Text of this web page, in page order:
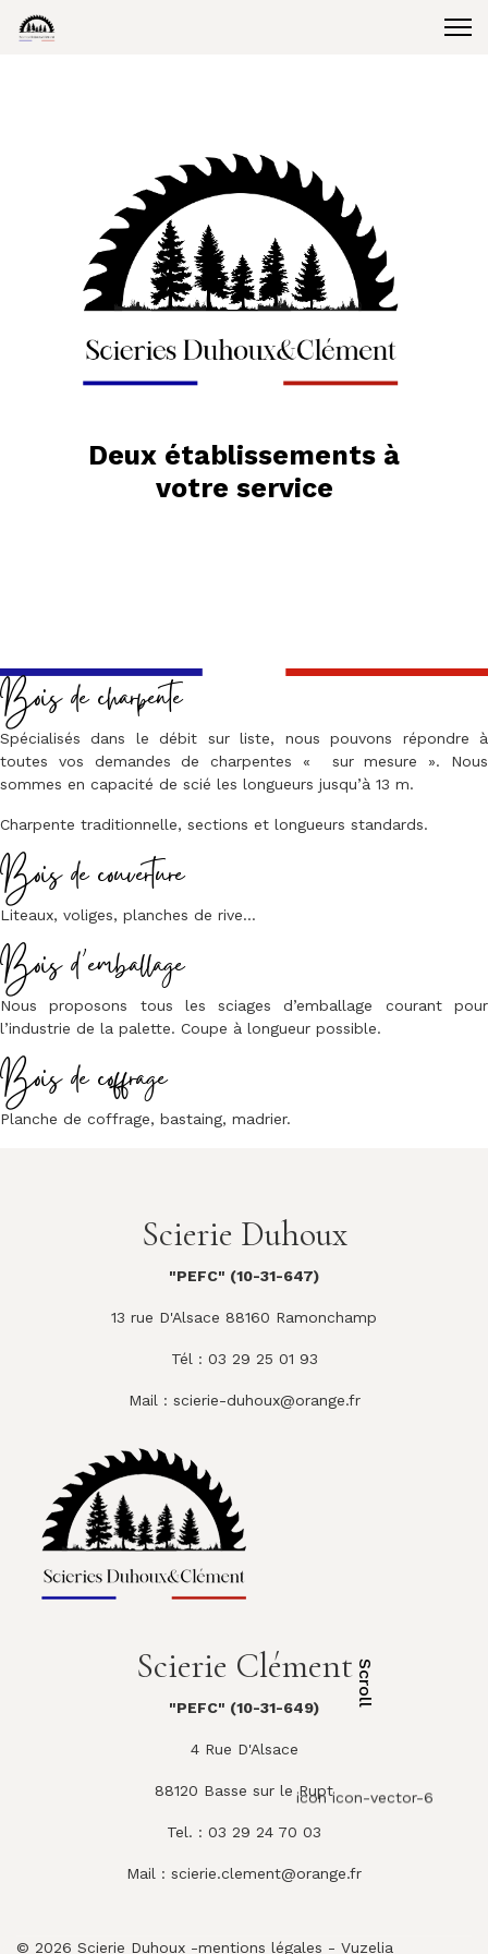
Deux établissements à
votre service
Scroll
icon icon-vector-6
Bois de charpente
Spécialisés dans le débit sur liste, nous pouvons répondre à
toutes vos demandes de charpentes « sur mesure ». Nous
sommes en capacité de scié les longueurs jusqu’à 13 m.
Charpente traditionnelle, sections et longueurs standards.
Bois de couverture
Liteaux, voliges, planches de rive…
Bois d’emballage
Nous proposons tous les sciages d’emballage courant pour
l’industrie de la palette. Coupe à longueur possible.
Bois de coffrage
Planche de coffrage, bastaing, madrier.
Scierie Duhoux
"PEFC" (10-31-647)
13 rue D'Alsace 88160 Ramonchamp
Tél : 03 29 25 01 93
Mail : scierie-duhoux@orange.fr
Scierie Clément
"PEFC" (10-31-649)
4 Rue D'Alsace
88120 Basse sur le Rupt
Tel. : 03 29 24 70 03
Mail : scierie.clement@orange.fr
© 2026 Scierie Duhoux -mentions légales - Vuzelia